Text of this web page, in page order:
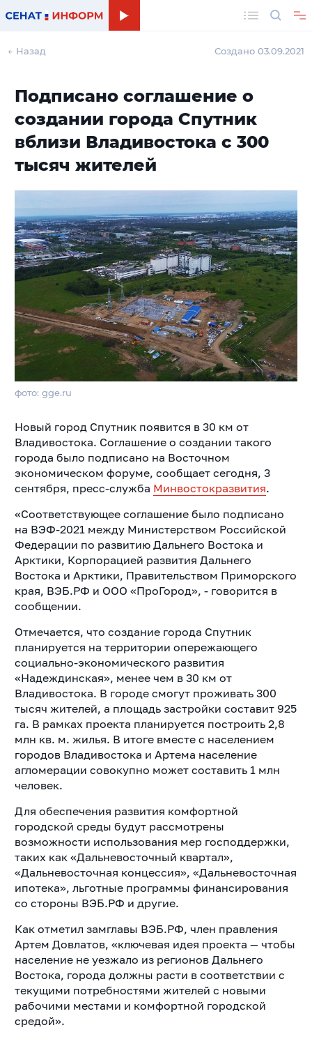
← Назад Создано 03.09.2021
Подписано соглашение о
создании города Спутник
вблизи Владивостока с 300
тысяч жителей
фото: gge.ru
Новый город Спутник появится в 30 км от
Владивостока. Соглашение о создании такого
города было подписано на Восточном
экономическом форуме, сообщает сегодня, 3
сентября, пресс-служба Минвостокразвития.
«Соответствующее соглашение было подписано
на ВЭФ-2021 между Министерством Российской
Федерации по развитию Дальнего Востока и
Арктики, Корпорацией развития Дальнего
Востока и Арктики, Правительством Приморского
края, ВЭБ.РФ и ООО «ПроГород», - говорится в
сообщении.
Отмечается, что создание города Спутник
планируется на территории опережающего
социально-экономического развития
«Надеждинская», менее чем в 30 км от
Владивостока. В городе смогут проживать 300
тысяч жителей, а площадь застройки составит 925
га. В рамках проекта планируется построить 2,8
млн кв. м. жилья. В итоге вместе с населением
городов Владивостока и Артема население
агломерации совокупно может составить 1 млн
человек.
Для обеспечения развития комфортной
городской среды будут рассмотрены
возможности использования мер господдержки,
таких как «Дальневосточный квартал»,
«Дальневосточная концессия», «Дальневосточная
ипотека», льготные программы финансирования
со стороны ВЭБ.РФ и другие.
Как отметил замглавы ВЭБ.РФ, член правления
Артем Довлатов, «ключевая идея проекта — чтобы
население не уезжало из регионов Дальнего
Востока, города должны расти в соответствии с
текущими потребностями жителей с новыми
рабочими местами и комфортной городской
средой».